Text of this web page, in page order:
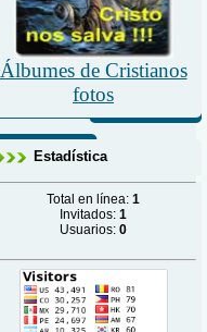
Álbumes de Cristianos
fotos
Estadística
Total en línea: 1
Invitados: 1
Usuarios: 0